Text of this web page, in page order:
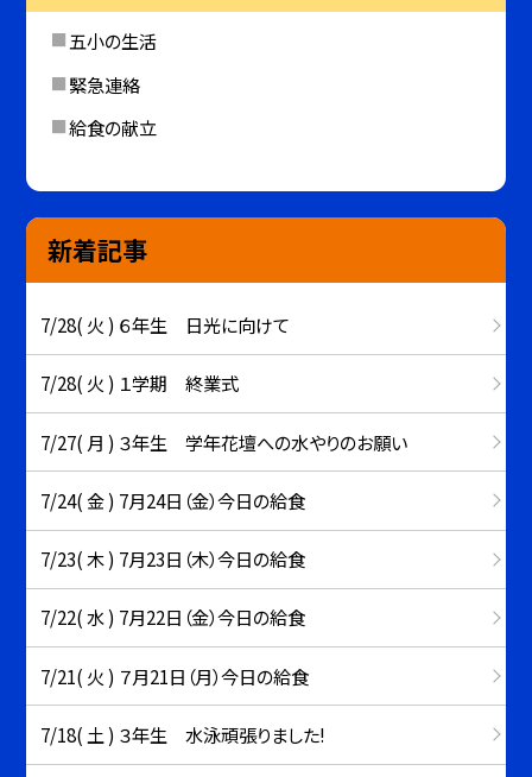
五小の生活
緊急連絡
給食の献立
新着記事
7/28( 火 ) ６年生 日光に向けて
7/28( 火 ) １学期 終業式
7/27( 月 ) ３年生 学年花壇への水やりのお願い
7/24( 金 ) 7月24日（金）今日の給食
7/23( 木 ) 7月23日（木）今日の給食
7/22( 水 ) 7月22日（金）今日の給食
7/21( 火 ) ７月21日（月）今日の給食
7/18( 土 ) ３年生 水泳頑張りました!